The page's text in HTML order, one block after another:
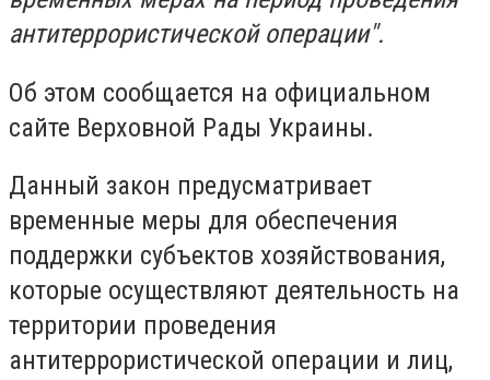
антитеррористической операции".
Об этом сообщается на официальном
сайте Верховной Рады Украины.
Данный закон предусматривает
временные меры для обеспечения
поддержки субъектов хозяйствования,
которые осуществляют деятельность на
территории проведения
антитеррористической операции и лиц,